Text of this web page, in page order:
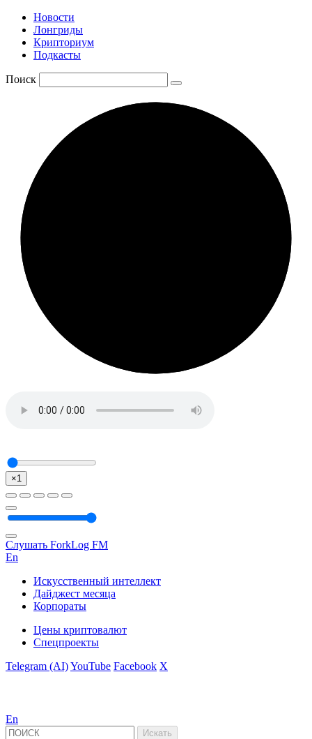
Новости
Лонгриды
Крипториум
Подкасты
Поиск
×1
Слушать ForkLog FM
En
Искусственный интеллект
Дайджест месяца
Корпораты
Цены криптовалют
Спецпроекты
Telegram (AI)YouTube Facebook X
En